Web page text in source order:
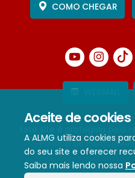
Aceite de cookies
A ALMG utiliza cookies
do seu site e oferecer
Saiba mais lendo nossa
COMO CHEGAR
Política de Privacidade